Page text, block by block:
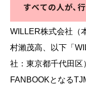
WILLER株式会社（
村瀨茂高、以下「
社：東京都千代田区
FANBOOKとなる